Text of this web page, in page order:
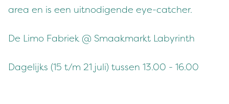
area en is een uitnodigende eye-catcher.
De Limo Fabriek @ Smaakmarkt Labyrinth
Dagelijks (15 t/m 21 juli) tussen 13.00 - 16.00